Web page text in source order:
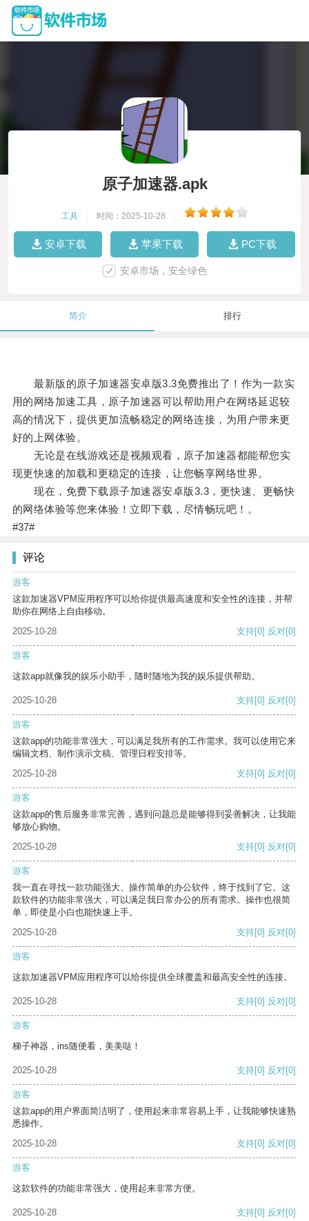
原子加速器.apk
工具 时间：2025-10-28
安卓下载 苹果下载 PC下载
安卓市场，安全绿色
简介 排行
最新版的原子加速器安卓版3.3免费推出了！作为一款实
用的网络加速工具，原子加速器可以帮助用户在网络延迟较
高的情况下，提供更加流畅稳定的网络连接，为用户带来更
好的上网体验。
无论是在线游戏还是视频观看，原子加速器都能帮您实
现更快速的加载和更稳定的连接，让您畅享网络世界。
现在，免费下载原子加速器安卓版3.3，更快速、更畅快
的网络体验等您来体验！立即下载，尽情畅玩吧！。
#37#
评论
游客
这款加速器VPM应用程序可以给你提供最高速度和安全性的连接，并帮
助你在网络上自由移动。
2025-10-28
支持[0] 反对[0]
游客
这款app就像我的娱乐小助手，随时随地为我的娱乐提供帮助。
2025-10-28 支持[0] 反对[0]
游客
这款app的功能非常强大，可以满足我所有的工作需求。我可以使用它来
编辑文档、制作演示文稿、管理日程安排等。
2025-10-28
支持[0] 反对[0]
游客
这款app的售后服务非常完善，遇到问题总是能够得到妥善解决，让我能
够放心购物。
2025-10-28
支持[0] 反对[0]
游客
我一直在寻找一款功能强大、操作简单的办公软件，终于找到了它。这
款软件的功能非常强大，可以满足我日常办公的所有需求。操作也很简
单，即使是小白也能快速上手。
2025-10-28
支持[0] 反对[0]
游客
这款加速器VPM应用程序可以给你提供全球覆盖和最高安全性的连接。
2025-10-28 支持[0] 反对[0]
游客
梯子神器，ins随便看，美美哒！
2025-10-28 支持[0] 反对[0]
游客
这款app的用户界面简洁明了，使用起来非常容易上手，让我能够快速熟
悉操作。
2025-10-28
支持[0] 反对[0]
游客
这款软件的功能非常强大，使用起来非常方便。
2025-10-28 支持[0] 反对[0]